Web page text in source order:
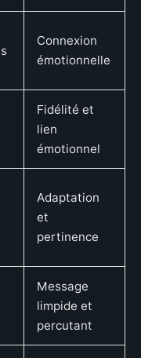
Connexion
émotionnelle
Fidélité et
lien
émotionnel
Adaptation
et
pertinence
Message
limpide et
percutant